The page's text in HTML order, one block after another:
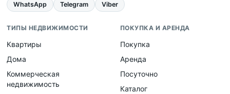
WhatsApp Telegram Viber
ТИПЫ НЕДВИЖИМОСТИ
Квартиры
Дома
Коммерческая
недвижимость
ПОКУПКА И АРЕНДА
Покупка
Аренда
Посуточно
Каталог